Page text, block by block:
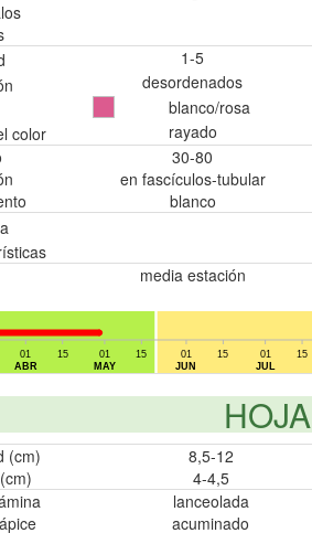
1-5
desordenados
blanco/rosa
color
rayado
30-80
en fascículos-tubular
blanco
media estación
01
ABR
15
01
MAY
15
01
JUN
15
01
JUL
15
HOJA
(cm)
8,5-12
4-4,5
lanceolada
acuminado